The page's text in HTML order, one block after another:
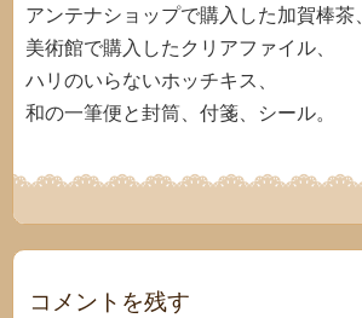
アンテナショップで購入した加賀棒茶、
美術館で購入したクリアファイル、
ハリのいらないホッチキス、
和の一筆便と封筒、付箋、シール。
コメントを残す